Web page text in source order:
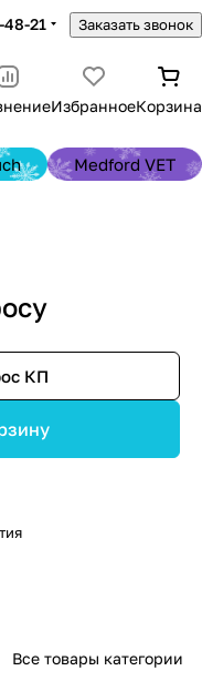
48-21 Заказать звонок
ИзбранноеКорзина
Medford VET
КП
Все товары категории